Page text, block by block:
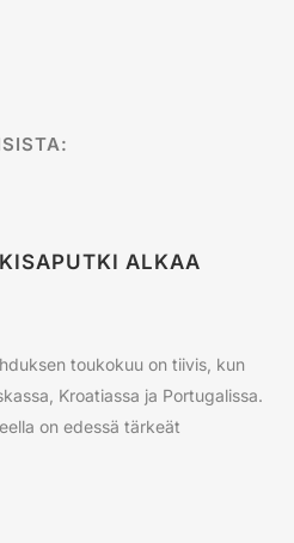
ALKAA
toukokuu on tiivis, kun
Kroatiassa ja Portugalissa.
on edessä tärkeät